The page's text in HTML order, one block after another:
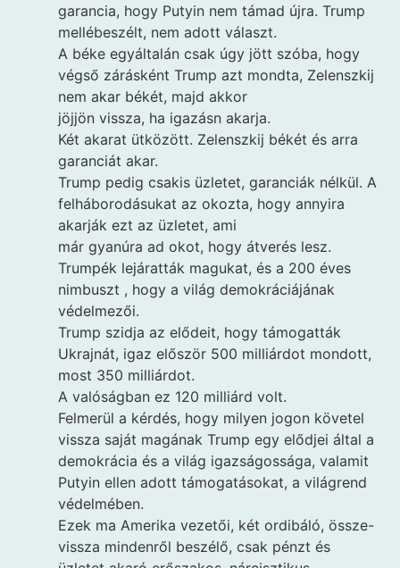
garancia, hogy Putyin nem támad újra. Trump
mellébeszélt, nem adott választ.
A béke egyáltalán csak úgy jött szóba, hogy
végső zárásként Trump azt mondta, Zelenszkij
nem akar békét, majd akkor
jöjjön vissza, ha igazásn akarja.
Két akarat ütközött. Zelenszkij békét és arra
garanciát akar.
Trump pedig csakis üzletet, garanciák nélkül. A
felháborodásukat az okozta, hogy annyira
akarják ezt az üzletet, ami
már gyanúra ad okot, hogy átverés lesz.
Trumpék lejáratták magukat, és a 200 éves
nimbuszt , hogy a világ demokráciájának
védelmezői.
Trump szidja az elődeit, hogy támogatták
Ukrajnát, igaz először 500 milliárdot mondott,
most 350 milliárdot.
A valóságban ez 120 milliárd volt.
Felmerül a kérdés, hogy milyen jogon követel
vissza saját magának Trump egy elődjei által a
demokrácia és a világ igazságossága, valamit
Putyin ellen adott támogatásokat, a világrend
védelmében.
Ezek ma Amerika vezetői, két ordibáló, össze-
vissza mindenről beszélő, csak pénzt és